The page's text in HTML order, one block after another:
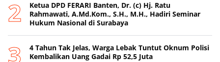
Ketua DPD FERARI Banten, Dr. (c) Hj. Ratu
Rahmawati, A.Md.Kom., S.H., M.H., Hadiri Seminar
Hukum Nasional di Surabaya
4 Tahun Tak Jelas, Warga Lebak Tuntut Oknum Polisi
Kembalikan Uang Gadai Rp 52,5 Juta